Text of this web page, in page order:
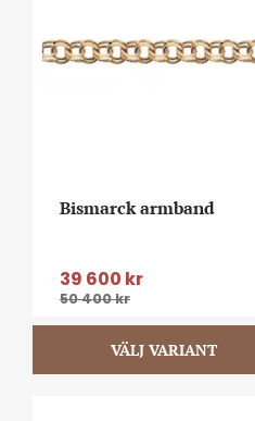
Bismarck armband
39 600 kr
50 400kr